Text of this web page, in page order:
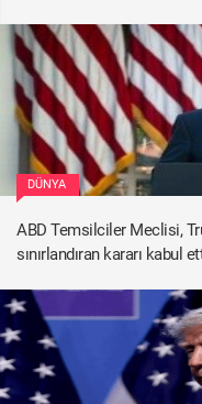
DÜNYA
ABD Temsilciler Meclisi,
sınırlandıran kararı kabul